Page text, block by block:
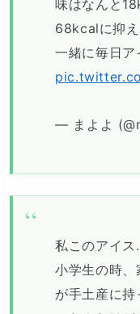
味はなんと
68kcalに抑
一緒に毎日
— まよよ
私このアイ
小学生の時、
が手土産に